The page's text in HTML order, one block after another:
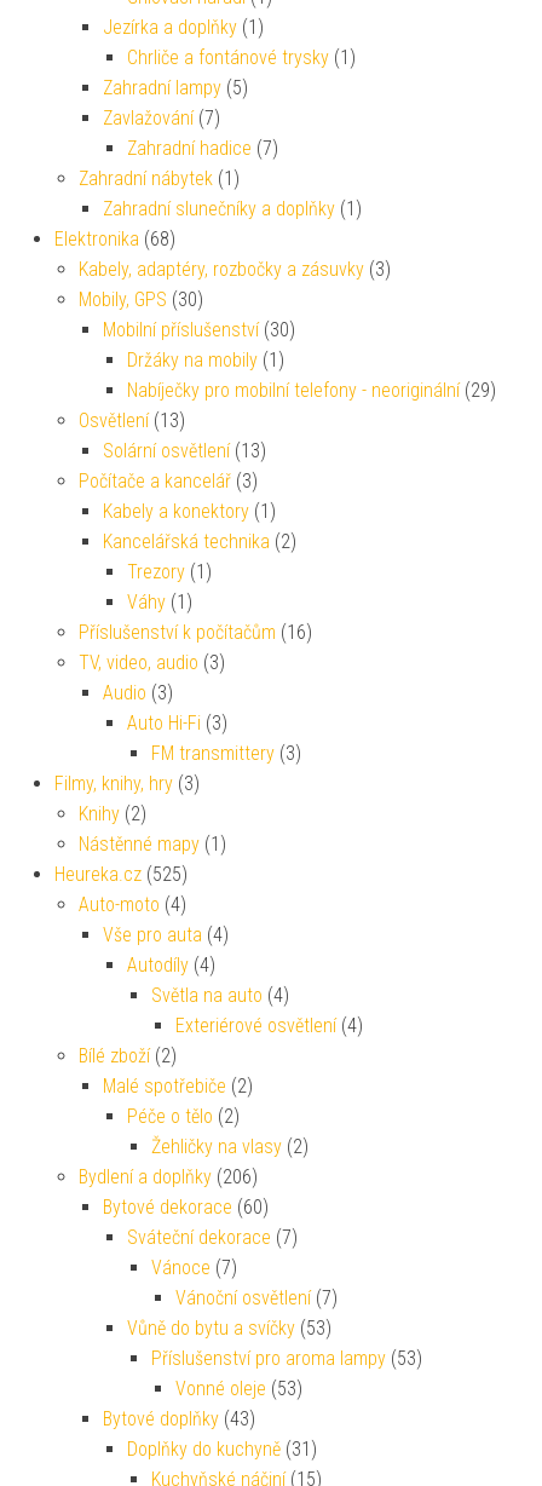
Jezírka a doplňky (1)
Chrliče a fontánové trysky (1)
Zahradní lampy (5)
Zavlažování (7)
Zahradní hadice (7)
Zahradní nábytek (1)
Zahradní slunečníky a doplňky (1)
Elektronika (68)
Kabely, adaptéry, rozbočky a zásuvky (3)
Mobily, GPS (30)
Mobilní příslušenství (30)
Držáky na mobily (1)
Nabíječky pro mobilní telefony - neoriginální (29)
Osvětlení (13)
Solární osvětlení (13)
Počítače a kancelář (3)
Kabely a konektory (1)
Kancelářská technika (2)
Trezory (1)
Váhy (1)
Příslušenství k počítačům (16)
TV, video, audio (3)
Audio (3)
Auto Hi-Fi (3)
FM transmittery (3)
Filmy, knihy, hry (3)
Knihy (2)
Nástěnné mapy (1)
Heureka.cz (525)
Auto-moto (4)
Vše pro auta (4)
Autodíly (4)
Světla na auto (4)
Exteriérové osvětlení (4)
Bílé zboží (2)
Malé spotřebiče (2)
Péče o tělo (2)
Žehličky na vlasy (2)
Bydlení a doplňky (206)
Bytové dekorace (60)
Sváteční dekorace (7)
Vánoce (7)
Vánoční osvětlení (7)
Vůně do bytu a svíčky (53)
Příslušenství pro aroma lampy (53)
Vonné oleje (53)
Bytové doplňky (43)
Doplňky do kuchyně (31)
Kuchyňské náčiní (15)